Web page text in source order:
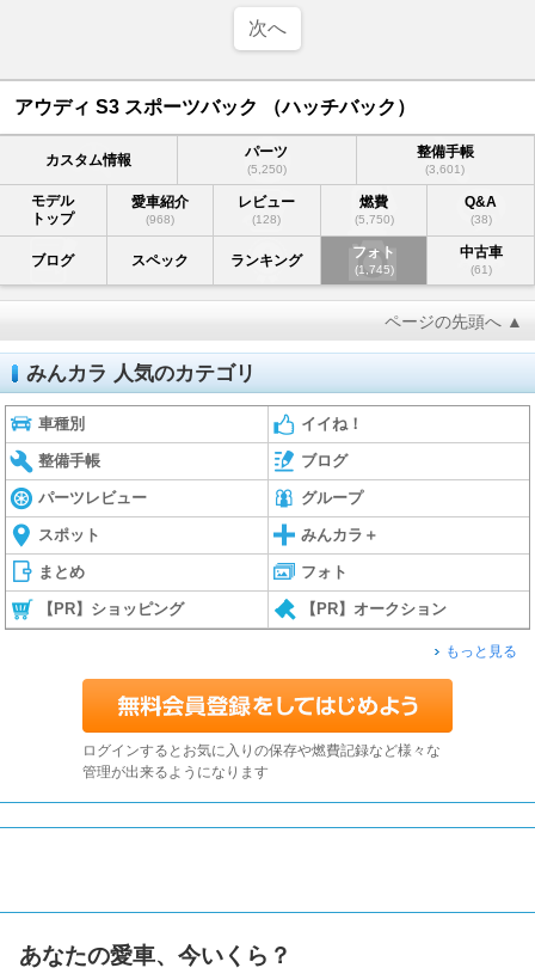
次へ
アウディ S3 スポーツバック （ハッチバック）
カスタム情報 パーツ
(5,250)
整備手帳
(3,601)
モデル
トップ
愛車紹介
(968)
レビュー
(128)
燃費
(5,750)
Q&A
(38)
ブログ スペック ランキング フォト
(1,745)
中古車
(61)
ページの先頭へ ▲
みんカラ 人気のカテゴリ
車種別 イイね！
整備手帳 ブログ
パーツレビュー グループ
スポット みんカラ＋
まとめ フォト
【PR】ショッピング 【PR】オークション
もっと見る
ログインするとお気に入りの保存や燃費記録など様々な
管理が出来るようになります
あなたの愛車、今いくら？